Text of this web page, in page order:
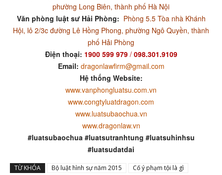
phường Long Biên, thành phố Hà Nội
Văn phòng luật sư Hải Phòng: Phòng 5.5 Tòa nhà Khánh
Hội, lô 2/3c đường Lê Hồng Phong, phường Ngô Quyền, thành
phố Hải Phòng
Điện thoại: 1900 599 979/ 098.301.9109
Email: dragonlawfirm@gmail.com
Hệ thống Website:
www.vanphongluatsu.com.vn
www.congtyluatdragon.com
www.luatsubaochua.vn
www.dragonlaw.vn
#luatsubaochua #luatsutranhtung #luatsuhinhsu
#luatsudatdai
TỪ KHÓA Bộ luật hình sự năm 2015
Cố ý phạm tội là gì